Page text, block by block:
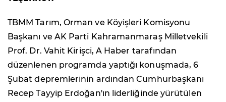
TBMM Tarım, Orman ve Köyişleri Komisyonu
Başkanı ve AK Parti Kahramanmaraş Milletvekili
Prof. Dr. Vahit Kirişci, A Haber tarafından
düzenlenen programda yaptığı konuşmada, 6
Şubat depremlerinin ardından Cumhurbaşkanı
Recep Tayyip Erdoğan'ın liderliğinde yürütülen